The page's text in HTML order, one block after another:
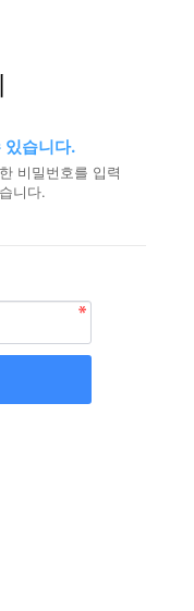
있습니다.
비밀번호를 입력
니다.